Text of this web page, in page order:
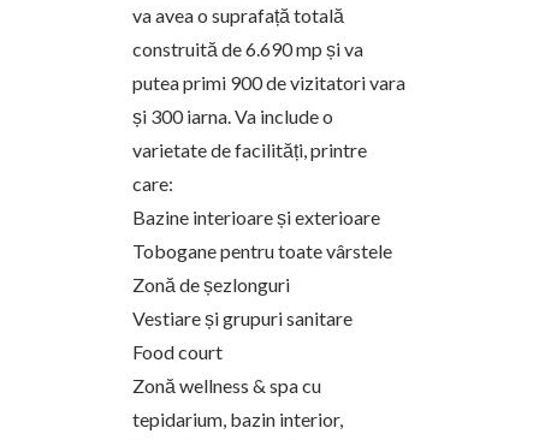
va avea o suprafață totală
construită de 6.690 mp și va
putea primi 900 de vizitatori vara
și 300 iarna. Va include o
varietate de facilități, printre
care:
Bazine interioare și exterioare
Tobogane pentru toate vârstele
Zonă de șezlonguri
Vestiare și grupuri sanitare
Food court
Zonă wellness & spa cu
tepidarium, bazin interior,